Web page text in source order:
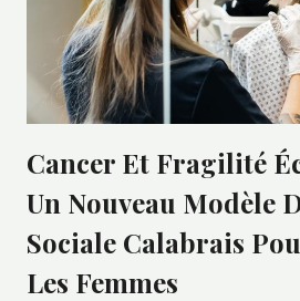
Cancer Et Fragilité
Un Nouveau Modèle
Sociale Calabrais
Les Femmes